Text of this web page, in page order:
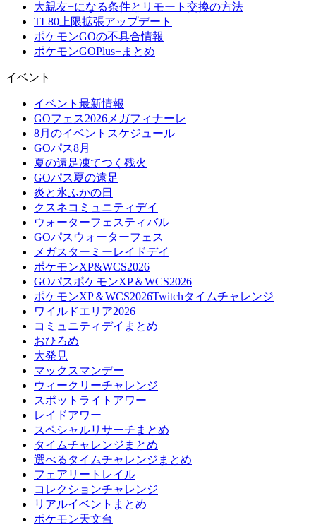
大親友+になる条件とリモート交換の方法
TL80上限拡張アップデート
ポケモンGOの不具合情報
ポケモンGOPlus+まとめ
イベント
イベント最新情報
GOフェス2026メガフィナーレ
8月のイベントスケジュール
GOパス8月
夏の遠足凍てつく残火
GOパス夏の遠足
炎と氷ふかの日
クスネコミュニティデイ
ウォーターフェスティバル
GOパスウォーターフェス
メガスターミーレイドデイ
ポケモンXP&WCS2026
GOパスポケモンXP＆WCS2026
ポケモンXP＆WCS2026Twitchタイムチャレンジ
ワイルドエリア2026
コミュニティデイまとめ
おひろめ
大発見
マックスマンデー
ウィークリーチャレンジ
スポットライトアワー
レイドアワー
スペシャルリサーチまとめ
タイムチャレンジまとめ
選べるタイムチャレンジまとめ
フェアリートレイル
コレクションチャレンジ
リアルイベントまとめ
ポケモン天文台